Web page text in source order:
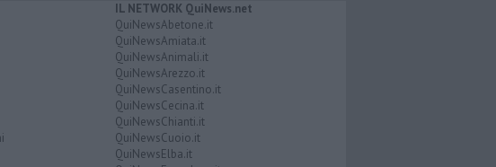
IL NETWORK QuiNews.net
QuiNewsAbetone.it
QuiNewsAmiata.it
QuiNewsAnimali.it
QuiNewsArezzo.it
QuiNewsCasentino.it
QuiNewsCecina.it
QuiNewsChianti.it
QuiNewsCuoio.it
QuiNewsElba.it